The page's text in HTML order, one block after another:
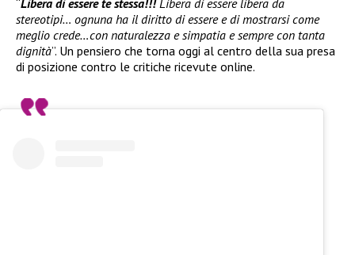
stereotipi… ognuna ha il diritto di essere e di mostrarsi come
meglio crede…con naturalezza e simpatia e sempre con tanta
dignità”. Un pensiero che torna oggi al centro della sua presa
di posizione contro le critiche ricevute online.